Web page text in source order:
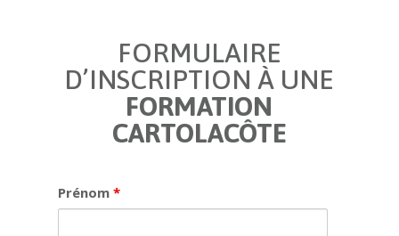
FORMULAIRE
D’INSCRIPTION À UNE
FORMATION
CARTOLACÔTE
Prénom *